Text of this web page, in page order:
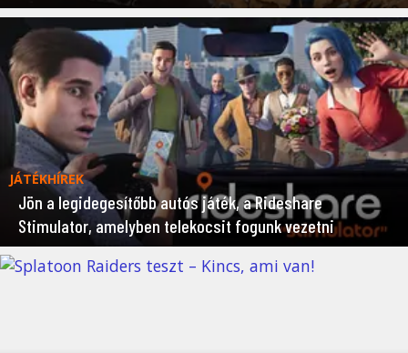
JÁTÉKHÍREK
Jön a legidegesítőbb autós játék, a Rideshare
Stimulator, amelyben telekocsit fogunk vezetni